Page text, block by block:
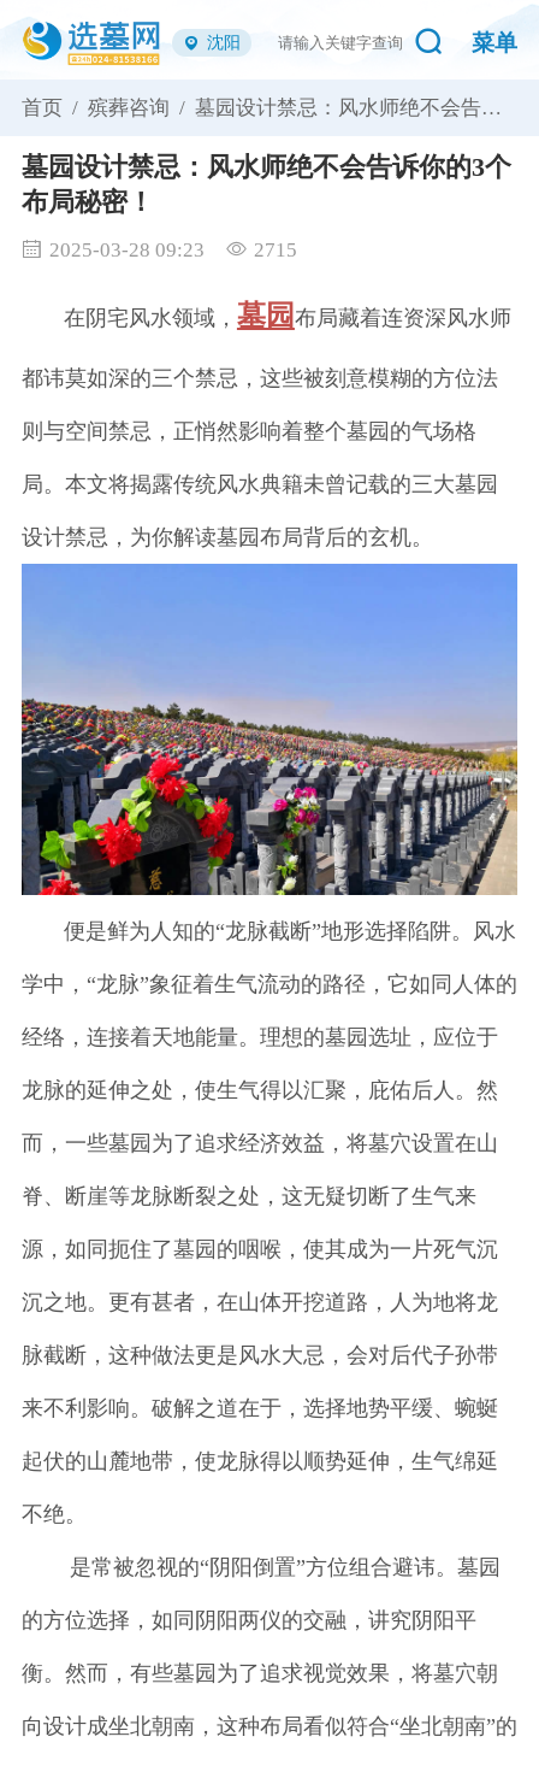
沈阳 菜单
首页 / 殡葬咨询 / 墓园设计禁忌：风水师绝不会告诉
墓园设计禁忌：风水师绝不会告诉你的3个
布局秘密！
2025-03-28 09:23 2715
在阴宅风水领域， 墓园 布局藏着连资深风水师
都讳莫如深的三个禁忌，这些被刻意模糊的方位法
则与空间禁忌，正悄然影响着整个墓园的气场格
局。本文将揭露传统风水典籍未曾记载的三大墓园
设计禁忌，为你解读墓园布局背后的玄机。
便是鲜为人知的“龙脉截断”地形选择陷阱。风水
学中，“龙脉”象征着生气流动的路径，它如同人体的
经络，连接着天地能量。理想的墓园选址，应位于
龙脉的延伸之处，使生气得以汇聚，庇佑后人。然
而，一些墓园为了追求经济效益，将墓穴设置在山
脊、断崖等龙脉断裂之处，这无疑切断了生气来
源，如同扼住了墓园的咽喉，使其成为一片死气沉
沉之地。更有甚者，在山体开挖道路，人为地将龙
脉截断，这种做法更是风水大忌，会对后代子孙带
来不利影响。破解之道在于，选择地势平缓、蜿蜒
起伏的山麓地带，使龙脉得以顺势延伸，生气绵延
不绝。
是常被忽视的“阴阳倒置”方位组合避讳。墓园
的方位选择，如同阴阳两仪的交融，讲究阴阳平
衡。然而，有些墓园为了追求视觉效果，将墓穴朝
向设计成坐北朝南，这种布局看似符合“坐北朝南”的